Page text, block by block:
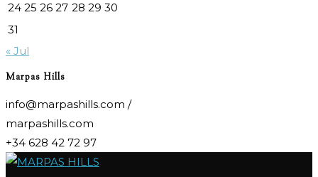
24 25 26 27 28 29 30
31
« Jul
Marpas Hills
info@marpashills.com /
marpashills.com
+34 628 42 72 97